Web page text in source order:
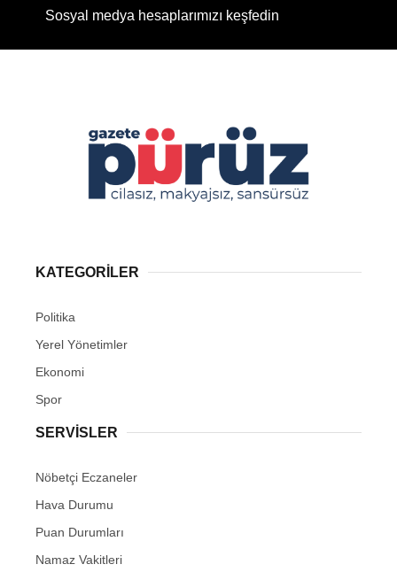
Sosyal medya hesaplarımızı keşfedin
KATEGORİLER
Politika
Yerel Yönetimler
Ekonomi
Spor
SERVİSLER
Nöbetçi Eczaneler
Hava Durumu
Puan Durumları
Namaz Vakitleri